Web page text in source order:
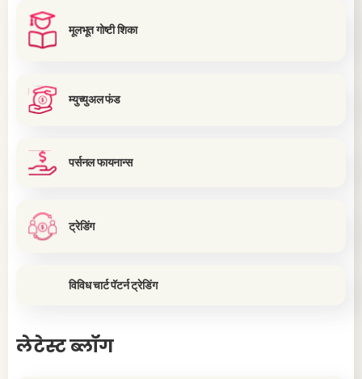
मूलभूत गोष्टी शिका
म्युच्युअल फंड
पर्सनल फायनान्स
ट्रेडिंग
विविध चार्ट पॅटर्न ट्रेडिंग
लेटेस्ट ब्लॉग